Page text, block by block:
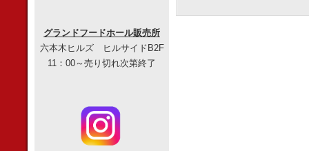
グランドフードホール販売所
六本木ヒルズ ヒルサイドB2F
11：00～売り切れ次第終了